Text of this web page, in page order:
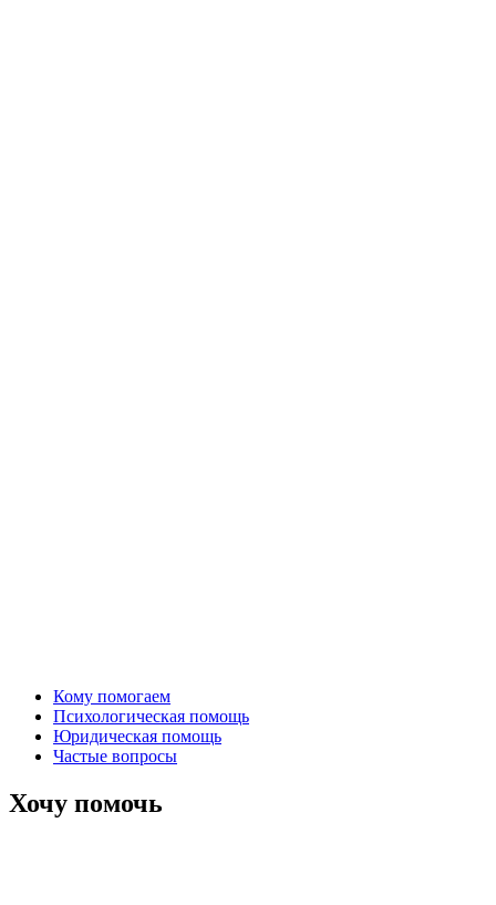
Кому помогаем
Психологическая помощь
Юридическая помощь
Частые вопросы
Хочу помочь